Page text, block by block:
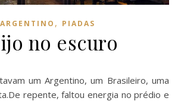
ARGENTINO , PIADAS
no escuro
repente, faltou energia no prédio e